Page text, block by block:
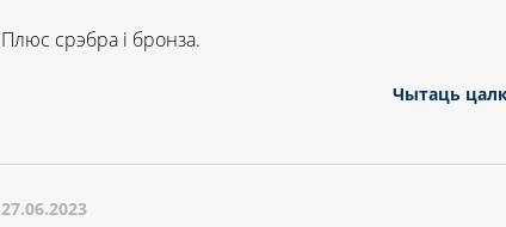
Плюс срэбра і бронза.
Чытаць
27.06.2023